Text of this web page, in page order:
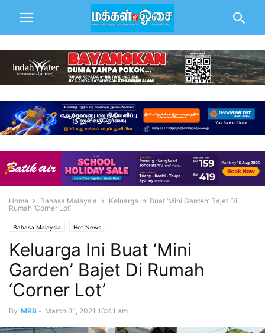
Home Bahasa Malaysia
Keluarga Ini Buat ‘Mini Garden’ Bajet Di
Rumah ‘Corner Lot’
Bahasa Malaysia Hot News
Keluarga Ini Buat ‘Mini
Garden’ Bajet Di Rumah
‘Corner Lot’
By MRB - March 31, 2021 10:41 am